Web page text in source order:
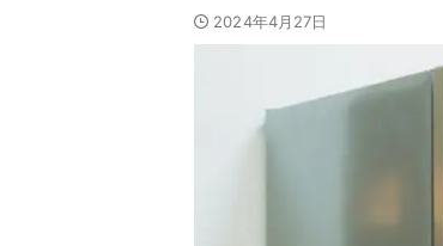
2024年4月27日